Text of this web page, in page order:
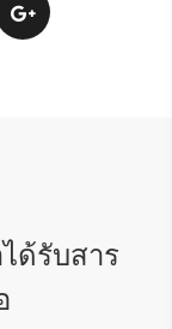
ด้รับสาร